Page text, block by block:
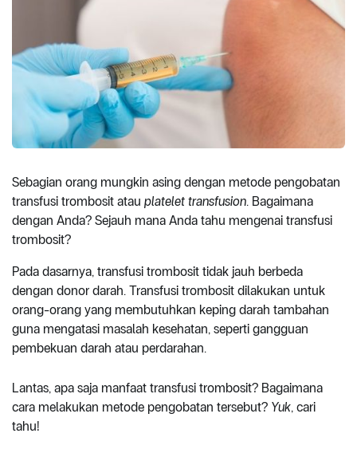
Sebagian orang mungkin asing dengan metode pengobatan
transfusi trombosit atau platelet transfusion. Bagaimana
dengan Anda? Sejauh mana Anda tahu mengenai transfusi
trombosit?
Pada dasarnya, transfusi trombosit tidak jauh berbeda
dengan donor darah. Transfusi trombosit dilakukan untuk
orang-orang yang membutuhkan keping darah tambahan
guna mengatasi masalah kesehatan, seperti gangguan
pembekuan darah atau perdarahan.
Lantas, apa saja manfaat transfusi trombosit? Bagaimana
cara melakukan metode pengobatan tersebut? Yuk, cari
tahu!